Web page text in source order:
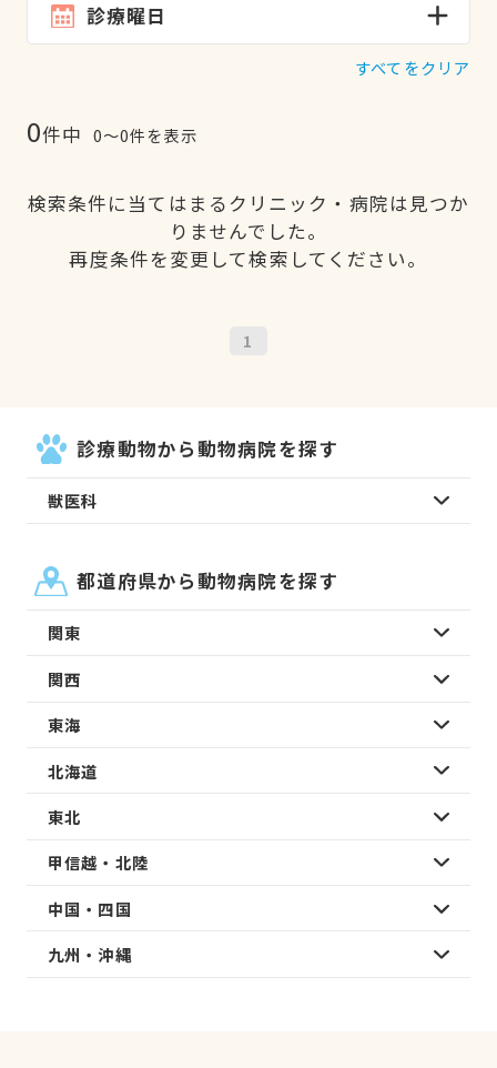
診療曜日
すべてをクリア
0件中 0〜0件を表示
検索条件に当てはまるクリニック・病院は見つか
りませんでした。
再度条件を変更して検索してください。
1
診療動物から動物病院を探す
獣医科
都道府県から動物病院を探す
関東
関西
東海
北海道
東北
甲信越・北陸
中国・四国
九州・沖縄